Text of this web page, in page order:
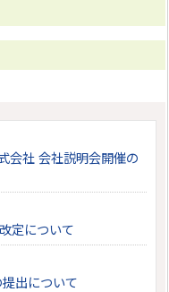
会社 会社説明会開催の
定について
出について